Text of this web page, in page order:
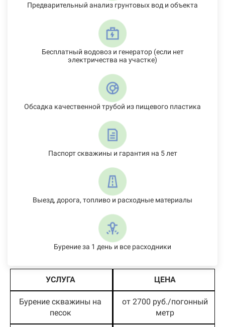
Предварительный анализ грунтовых вод и объекта
Бесплатный водовоз и генератор (если нет
электричества на участке)
Обсадка качественной трубой из пищевого пластика
Паспорт скважины и гарантия на 5 лет
Выезд, дорога, топливо и расходные материалы
Бурение за 1 день и все расходники
УСЛУГА ЦЕНА
Бурение скважины на
песок
от 2700 руб./погонный
метр